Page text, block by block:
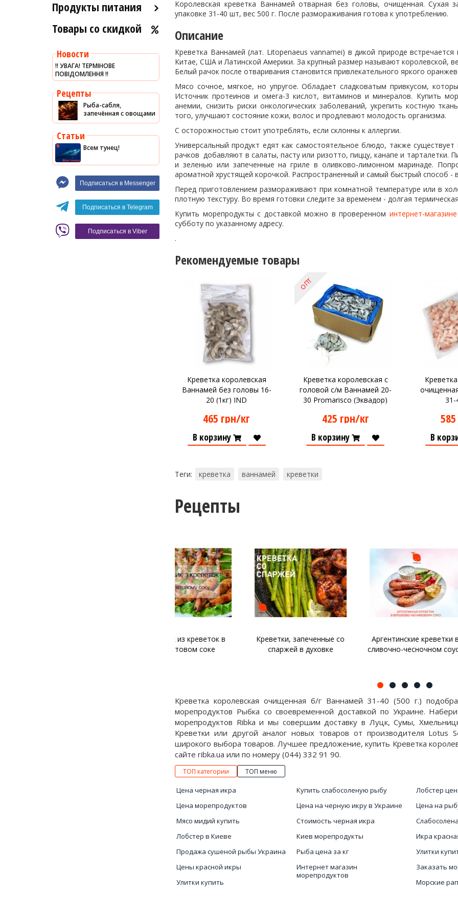
Продукты питания
Оливковое масло
Уксус
Сыры
Соусы
Сладости
Рис
Оливки
Мясные изделия
Вино
Белое вино
Красное вино
Кофе
Blaser
Товары со скидкой
Новости
‼️ УВАГА! ТЕРМІНОВЕ
ПОВІДОМЛЕННЯ ‼️
Рецепты
Рыба-сабля,
запечённая с овощами
Статьи
Всем тунец!
Подписаться в Messenger
Подписаться в Telegram
Подписаться в Viber
Королевская креветка Ваннамей отварная без головы, очищенная. Сухая
упаковке 31-40 шт, вес 500 г. После размораживания готова к употреблению.
Описание
Креветка Ваннамей (лат. Litopenaeus vannamei) в дикой природе
Китае, США и Латинской Америки. За крупный размер называют королевской,
Белый рачок после отваривания становится привлекательного яркого
Мясо сочное, мягкое, но упругое. Обладает сладковатым привкусом,
Источник протеинов и омега-3 кислот, витаминов и минералов. Купить
анемии, снизить риски онкологических заболеваний, укрепить костную
того, улучшают состояние кожи, волос и продлевают молодость организма.
С осторожностью стоит употреблять, если склонны к аллергии.
Универсальный продукт едят как самостоятельное блюдо, также
рачков добавляют в салаты, пасту или ризотто, пиццу, канапе и тарталетки.
и зеленью или запеченные на гриле в оливково-лимонном маринаде.
ароматной хрустящей корочкой. Распространенный и самый быстрый способ -
Перед приготовлением размораживают при комнатной температуре или в
плотную текстуру. Во время готовки следите за временем - долгая
Купить морепродукты с доставкой можно в проверенном интернет-магазине
субботу по указанному адресу.
.
Рекомендуемые товары
Креветка королевская
Ваннамей без головы 16-
20 (1кг) IND
465 грн/кг
В корзину
ОПТ
Креветка королевская с
головой с/м Ваннамей 20-
30 Promarisco (Эквадор)
425 грн/кг
В корзину
31-
В
Теги: креветка ваннамей креветки
Рецепты
Креветки, запеченные со
спаржей в духовке
Аргентинские креветки в
сливочно-чесночном соусе
Жюльен с
Креветка королевская очищенная б/г Ваннамей 31-40 (500 г.)
морепродуктов Рыбка со своевременной доставкой по Украине.
морепродуктов Ribka и мы совершим доставку в Луцк, Сумы,
Креветки или другой аналог новых товаров от производителя Lotus
широкого выбора товаров. Лучшее предложение, купить Креветка
сайте ribka.ua или по номеру (044) 332 91 90.
ТОП категории ТОП меню
Цена черная икра
Цена морепродуктов
Мясо мидий купить
Лобстер в Киеве
Продажа сушеной рыбы Украина
Цены красной икры
Улитки купить
Купить слабосоленую рыбу
Цена на черную икру в Украине
Стоимость черная икра
Киев морепродукты
Рыба цена за кг
Интернет магазин
морепродуктов
Лобстер
Цена на
Икра
Улитки
Заказать
Морские